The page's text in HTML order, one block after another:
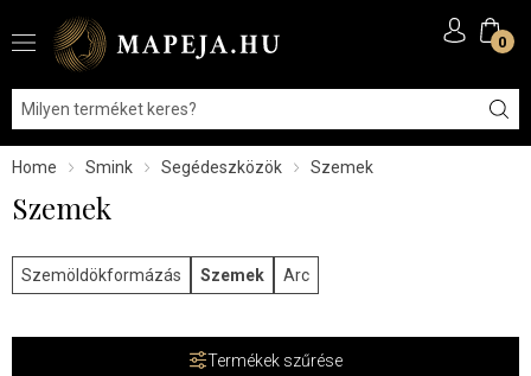
0
Home Smink Segédeszközök Szemek
Szemek
Szemöldökformázás Szemek Arc
Termékek szűrése